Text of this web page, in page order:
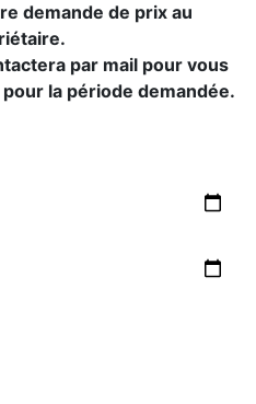
demande de prix au
par mail pour vous
la période demandée.